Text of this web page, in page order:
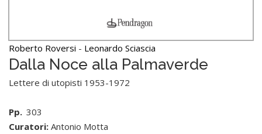
Roberto Roversi - Leonardo Sciascia
Dalla Noce alla Palmaverde
Lettere di utopisti 1953-1972
Pp. 303
Curatori: Antonio Motta